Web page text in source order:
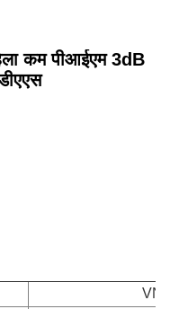
कम पीआईएम 3dB
VN-